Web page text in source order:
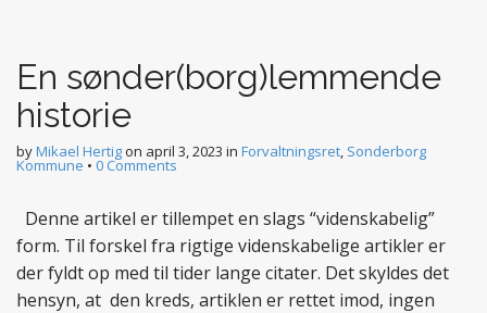
En sønder(borg)lemmende
historie
byMikael Hertigon april 3, 2023 in Forvaltningsret, Sonderborg
Kommune • 0 Comments
Denne artikel er tillempet en slags “videnskabelig”
form. Til forskel fra rigtige videnskabelige artikler er
der fyldt op med til tider lange citater. Det skyldes det
hensyn, at den kreds, artiklen er rettet imod, ingen